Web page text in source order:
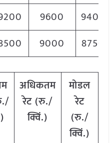
9600
9400
9000 8750
अधिकतम
रेट (रु./
क्विं.)
मोडल
रेट
(रु./
क्विं.)